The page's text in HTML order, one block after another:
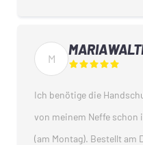
M
Ich benötige die
von meinem Neffe
(am Montag). Bestellt am